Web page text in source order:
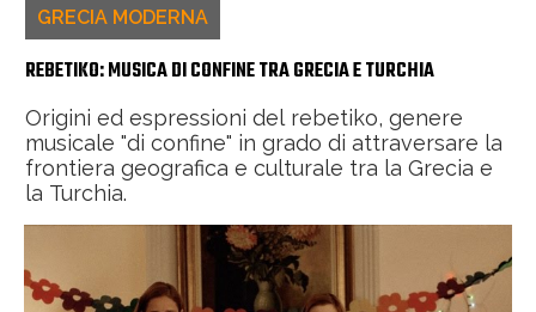
GRECIA MODERNA
REBETIKO: MUSICA DI CONFINE TRA GRECIA E TURCHIA
Origini ed espressioni del rebetiko, genere
musicale "di confine" in grado di attraversare la
frontiera geografica e culturale tra la Grecia e
la Turchia.